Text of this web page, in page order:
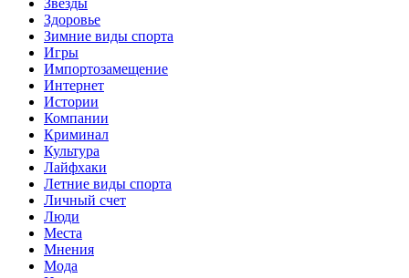
Звёзды
Здоровье
Зимние виды спорта
Игры
Импортозамещение
Интернет
Истории
Компании
Криминал
Культура
Лайфхаки
Летние виды спорта
Личный счет
Люди
Места
Мнения
Мода